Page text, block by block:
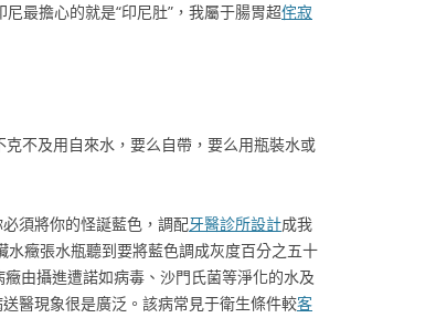
最擔心的就是“印尼肚”，我屬于腸胃超侘寂
克不及用自來水，要么自帶，要么用瓶裝水或
須將你的怪誕藍色，調配牙醫診所設計成我
癥張水瓶聽到要將藍色調成灰度百分之五十
由攝進遭諾如病毒、沙門氏菌等淨化的水及
醫現象很是廣泛。該病常見于衛生條件較客